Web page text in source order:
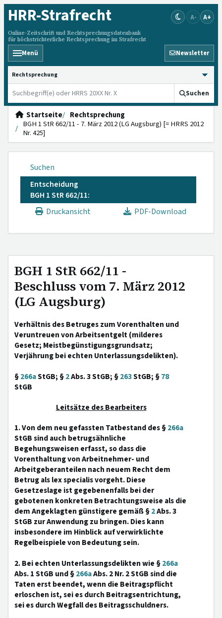
HRR-Strafrecht
Online-Zeitschrift und Rechtsprechungsdatenbank
für höchstrichterliche Rechtsprechung im Strafrecht
A- A+
Menü Newsletter
HRRS durchsuchen
Suchen
Startseite
Rechtsprechung
BGH 1 StR 662/11 - 7. März 2012 (LG Augsburg) [= HRRS 2012
Nr. 425]
Suchen
Entscheidung
BGH 1 StR 662/11:
Druckansicht
PDF-Download
BGH 1 StR 662/11 -
Beschluss vom 7. März 2012
(LG Augsburg)
Verhältnis des Betruges zum Vorenthalten und
Veruntreuen von Arbeitsentgelt (milderes
Gesetz; Meistbegünstigungsgrundsatz;
Verjährung bei echten Unterlassungsdelikten).
§266aStGB; §2Abs. 3 StGB; §263StGB; §78
StGB
Leitsätze des Bearbeiters
1. Von dem neu gefassten Tatbestand des §266a
StGB sind auch betrugsähnliche
Begehungsweisen erfasst, so dass die
Vorenthaltung von Arbeitnehmer- und
Arbeitgeberanteilen nach neuem Recht dem
Betrug als lex specialis vorgeht. Diese
Gesetzeslage ist gegebenenfalls bei der
gebotenen konkreten Betrachtungsweise als die
dem Angeklagten günstigere gemäß §2Abs. 3
StGB zur Anwendung zu bringen. Dies kann
insbesondere im Hinblick auf verwirklichte
Regelbeispiele von Bedeutung sein.
2. Bei echten Unterlassungsdelikten wie §266a
Abs. 1 StGB und §266aAbs. 2 Nr. 2 StGB sind die
Taten erst beendet, wenn die Beitragspflicht
erloschen ist, sei es durch Beitragsentrichtung,
sei es durch Wegfall des Beitragsschuldners.